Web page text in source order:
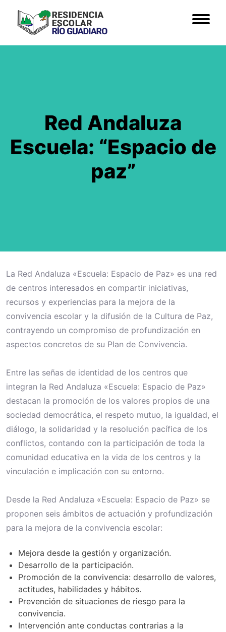
content
Red Andaluza
Escuela: “Espacio de
paz”
La Red Andaluza «Escuela: Espacio de Paz» es una red
de centros interesados en compartir iniciativas,
recursos y experiencias para la mejora de la
convivencia escolar y la difusión de la Cultura de Paz,
contrayendo un compromiso de profundización en
aspectos concretos de su Plan de Convivencia.
Entre las señas de identidad de los centros que
integran la Red Andaluza «Escuela: Espacio de Paz»
destacan la promoción de los valores propios de una
sociedad democrática, el respeto mutuo, la igualdad, el
diálogo, la solidaridad y la resolución pacífica de los
conflictos, contando con la participación de toda la
comunidad educativa en la vida de los centros y la
vinculación e implicación con su entorno.
Desde la Red Andaluza «Escuela: Espacio de Paz» se
proponen seis ámbitos de actuación y profundización
para la mejora de la convivencia escolar:
Mejora desde la gestión y organización.
Desarrollo de la participación.
Promoción de la convivencia: desarrollo de valores,
actitudes, habilidades y hábitos.
Prevención de situaciones de riesgo para la
convivencia.
Intervención ante conductas contrarias a la